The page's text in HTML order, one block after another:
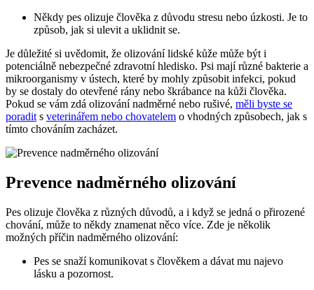
Někdy pes olizuje člověka z důvodu stresu nebo úzkosti. Je to
způsob, jak si ulevit a uklidnit se.
Je důležité si uvědomit, že olizování lidské kůže může být i
potenciálně nebezpečné zdravotní hledisko. Psi mají různé bakterie a
mikroorganismy v ústech, které by mohly způsobit infekci, pokud
by se dostaly do otevřené rány nebo škrábance na kůži člověka.
Pokud se vám zdá olizování nadměrné nebo rušivé, měli byste se
poradit s veterinářem nebo chovatelem o vhodných způsobech, jak s
tímto chováním zacházet.
Prevence nadměrného olizování
Pes olizuje člověka z různých důvodů, a i když se jedná o přirozené
chování, může to někdy znamenat něco více. Zde je několik
možných příčin nadměrného olizování:
Pes se snaží komunikovat s člověkem a dávat mu najevo
lásku a pozornost.